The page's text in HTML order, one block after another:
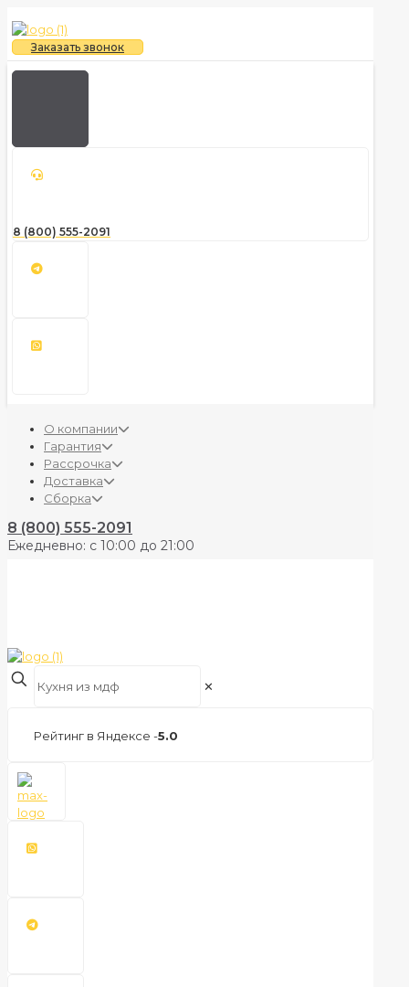
Заказать звонок
8 (800) 555-2091
О компании
Гарантия
Рассрочка
Доставка
Сборка
8 (800) 555-2091
Ежедневно: с 10:00 до 21:00
✕
Рейтинг в Яндексе -5.0